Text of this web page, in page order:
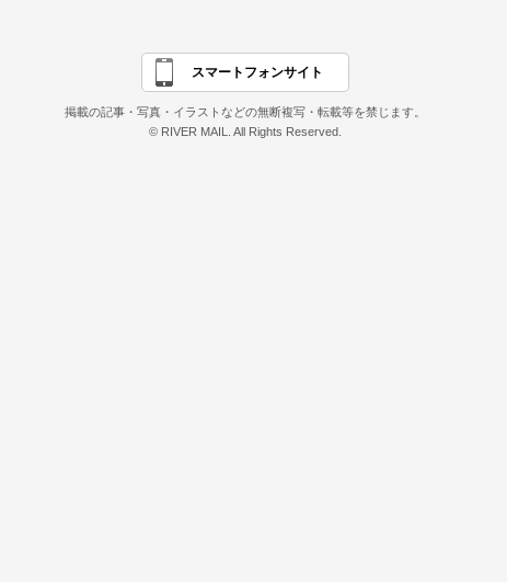
スマートフォンサイト
掲載の記事・写真・イラストなどの無断複写・転載等を禁じます。
© RIVER MAIL. All Rights Reserved.